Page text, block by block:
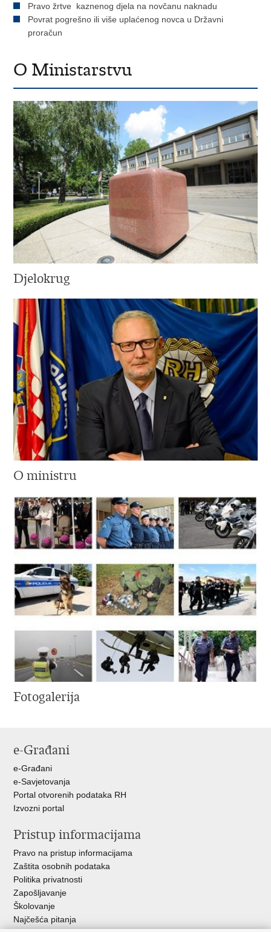
Pravo žrtve kaznenog djela na novčanu naknadu
Povrat pogrešno ili više uplaćenog novca u Državni
proračun
O Ministarstvu
Djelokrug
O ministru
Fotogalerija
e-Građani
e-Građani
e-Savjetovanja
Portal otvorenih podataka RH
Izvozni portal
Pristup informacijama
Pravo na pristup informacijama
Zaštita osobnih podataka
Politika privatnosti
Zapošljavanje
Školovanje
Najčešća pitanja